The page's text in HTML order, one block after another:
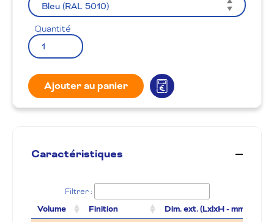
Quantité
Ajouter au panier
Caractéristiques
Filtrer :
Volume Finition Dim. ext. (LxlxH - mm)